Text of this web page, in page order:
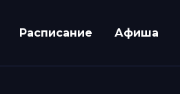
Расписание Афиша